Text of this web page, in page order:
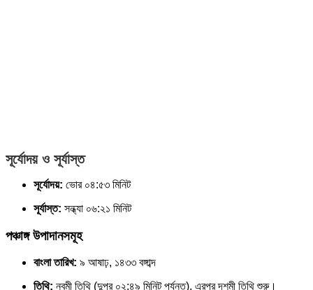
সূর্যোদয় ও সূর্যাস্ত
সূর্যোদয়: ভোর ০৪:৫৩ মিনিট
সূর্যাস্ত: সন্ধ্যা ০৬:২১ মিনিট
পঞ্চাঙ্গ উপাদানসমূহ
বাংলা তারিখ: ৯ আষাঢ়, ১৪৩৩ বঙ্গাব্দ
তিথি: নবমী তিথি (দুপুর ০২:৪৯ মিনিট পর্যন্ত), এরপর দশমী তিথি শুরু।